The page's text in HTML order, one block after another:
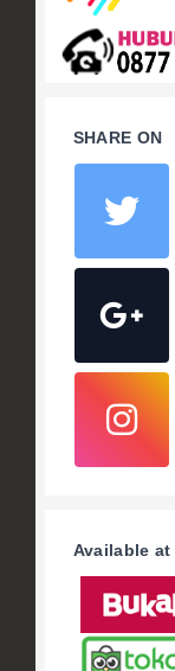
SHARE ON
Available at